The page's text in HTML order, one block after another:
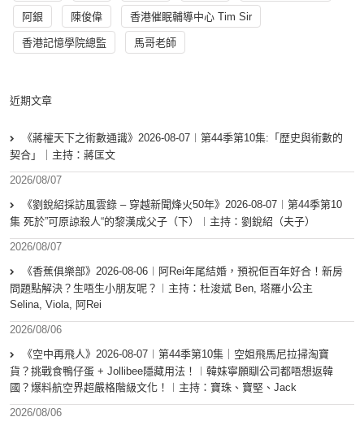
阿銀 陳俊偉 香港催眠輔導中心 Tim Sir
香港記憶學院總監 馬哥老師
近期文章
《蔣權天下之術數通識》2026-08-07︱第44季第10集:「歴史與術數的
契合」｜主持：蔣匡文
2026/08/07
《劉銳紹採訪風雲錄 – 穿越新聞烽火50年》2026-08-07︱第44季第10
集 死於”可原諒殺人“的黎漢成父子（下）︱主持：劉銳紹（夫子）
2026/08/07
《香蕉俱樂部》2026-08-06︱阿Rei年尾結婚，預祝佢百年好合！新房
問題點解決？生唔生小朋友呢？︱主持：杜浚斌 Ben, 塔羅小公主
Selina, Viola, 阿Rei
2026/08/06
《空中再飛人》2026-08-07︱第44季第10集｜空姐飛馬尼拉掃淘寶
貨？挑戰食鴨仔蛋 + Jollibee隱藏用法！︱韓妹寧願瞓公司都唔想返韓
國？爆料航空界超嚴格階級文化！︱主持：寶珠、寶堅、Jack
2026/08/06